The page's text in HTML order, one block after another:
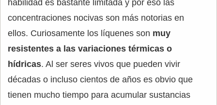
habilidad es bastante limitada y por eso las
concentraciones nocivas son más notorias en
ellos. Curiosamente los líquenes son muy
resistentes a las variaciones térmicas o
hídricas. Al ser seres vivos que pueden vivir
décadas o incluso cientos de años es obvio que
tienen mucho tiempo para acumular sustancias